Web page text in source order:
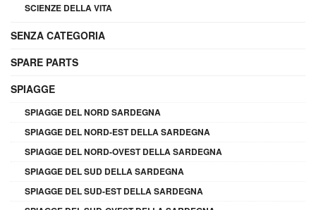
SCIENZE DELLA VITA
SENZA CATEGORIA
SPARE PARTS
SPIAGGE
SPIAGGE DEL NORD SARDEGNA
SPIAGGE DEL NORD-EST DELLA SARDEGNA
SPIAGGE DEL NORD-OVEST DELLA SARDEGNA
SPIAGGE DEL SUD DELLA SARDEGNA
SPIAGGE DEL SUD-EST DELLA SARDEGNA